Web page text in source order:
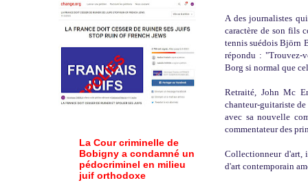
A des journalistes
caractère de son fils
tennis suédoisBjörn
répondu : "Trouvez-
Borg si normal que
Retraité, John Mc
chanteur-guitariste
avec sa nouvelle
commentateur des
Collectionneur d'art,
d'art contemporain
La Cour criminelle de
Bobigny a condamné un
pédocriminel en milieu
juif orthodoxe